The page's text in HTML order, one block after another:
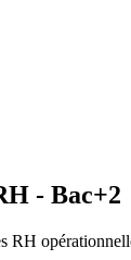
- Bac+2